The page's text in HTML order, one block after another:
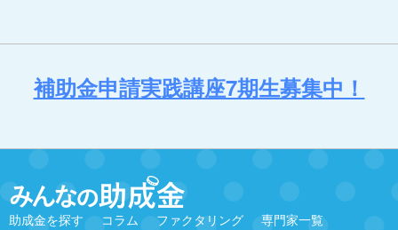
補助金申請実践講座7期生募集中！
助成金を探す コラム ファクタリング
専門家一覧